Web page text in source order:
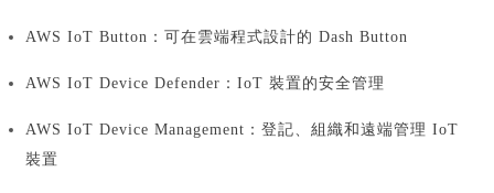
AWS IoT Button： 可在雲端程式設計的 Dash Button
AWS IoT Device Defender： IoT 裝置的安全管理
AWS IoT Device Management： 登記、組織和遠端管理 IoT
裝置